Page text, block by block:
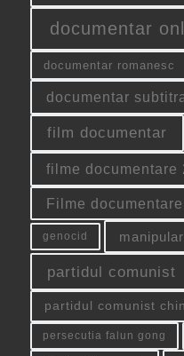
documentar
documentar romanesc
documentar
film documentar
filme documentare
Filme
genocid
partidul comunist
partidul comunist
persecutia falun gong